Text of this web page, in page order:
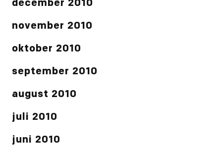
december 2010
november 2010
oktober 2010
september 2010
august 2010
juli 2010
juni 2010